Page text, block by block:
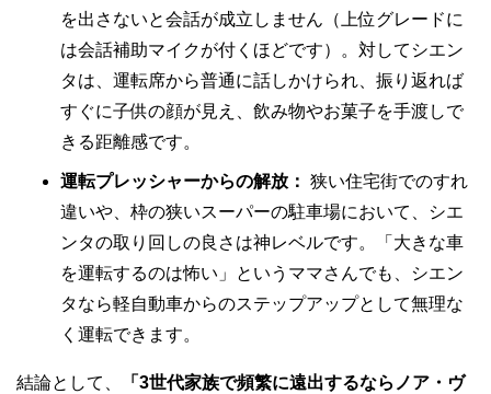
を出さないと会話が成立しません（上位グレードに
は会話補助マイクが付くほどです）。対してシエン
タは、運転席から普通に話しかけられ、振り返れば
すぐに子供の顔が見え、飲み物やお菓子を手渡しで
きる距離感です。
運転プレッシャーからの解放： 狭い住宅街でのすれ
違いや、枠の狭いスーパーの駐車場において、シエ
ンタの取り回しの良さは神レベルです。「大きな車
を運転するのは怖い」というママさんでも、シエン
タなら軽自動車からのステップアップとして無理な
く運転できます。
結論として、
「3世代家族で頻繁に遠出するならノア・ヴ